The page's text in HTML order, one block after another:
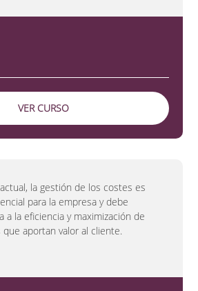
VER CURSO
la gestión de los costes es
para la empresa y debe
a la eficiencia y maximización de
que aportan valor al cliente.